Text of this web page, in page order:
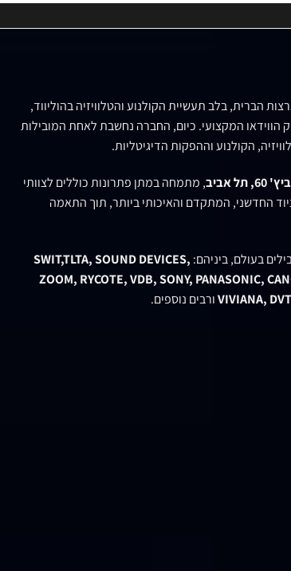
בשנת 1984 בארצות הברית, בלב תעשיית הקולנוע והטלוויזיה בהוליווד,
המקצועי. כיום, החברה נחשבת לאחת המובילות
הקולנוע וההפקות הדיגיטליות.
תל אביב
, מתמחה במתן פתרונות כוללים לצוותי
החדשני, המתקדם והאיכותי ביותר, תוך התאמה
בעולם, ביניהם: SWIT,TLTA, SOUND DEVICES,
ZOOM, RYCOTE, VDB, SONY, PANASONIC,
VIVIANA,ורבים נוספים.